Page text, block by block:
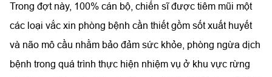
Trong đợt này, 100% cán bộ, chiến sĩ được tiêm mũi một
các loại vắc xin phòng bệnh cần thiết gồm sốt xuất huyết
và não mô cầu nhằm bảo đảm sức khỏe, phòng ngừa dịch
bệnh trong quá trình thực hiện nhiệm vụ ở khu vực rừng